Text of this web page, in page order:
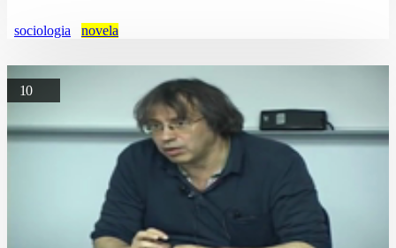
sociologia novela
10